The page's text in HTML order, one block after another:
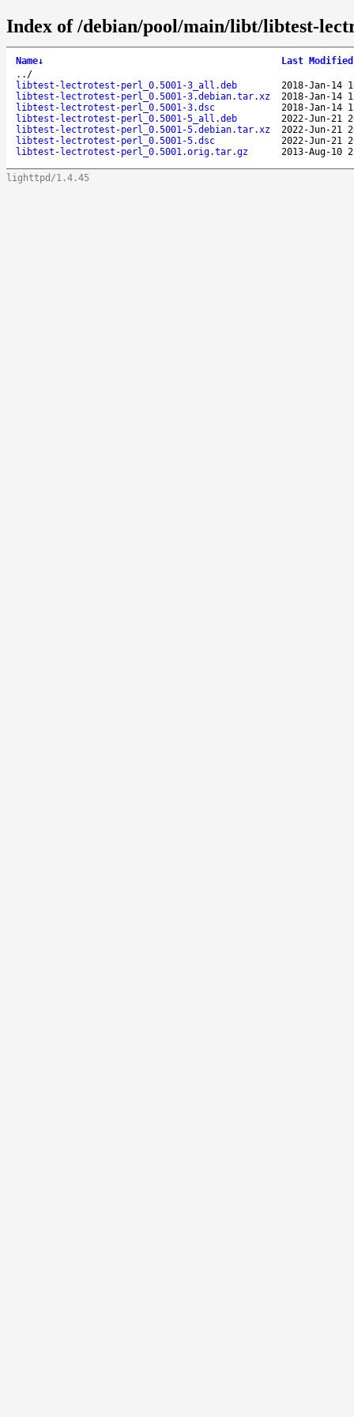
Index of /debian/pool/main/libt/libtest-
Name↓ Last Modified
.. /
libtest-lectrotest-perl_0.5001-3_all.deb
2018-Jan-14
libtest-lectrotest-perl_0.5001-3.debian.tar.xz
2018-Jan-14
libtest-lectrotest-perl_0.5001-3.dsc
2018-Jan-14
libtest-lectrotest-perl_0.5001-5_all.deb
2022-Jun-21
libtest-lectrotest-perl_0.5001-5.debian.tar.xz
2022-Jun-21
libtest-lectrotest-perl_0.5001-5.dsc
2022-Jun-21
libtest-lectrotest-perl_0.5001.orig.tar.gz
2013-Aug-10
lighttpd/1.4.45